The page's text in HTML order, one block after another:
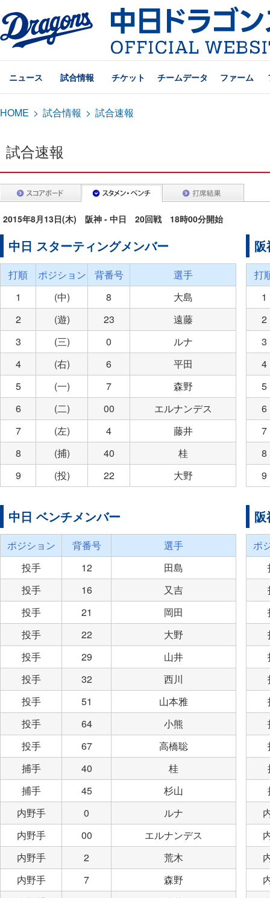
ニュース 試合情報 チケット チームデータ ファーム
HOME > 試合情報 > 試合速報
試合速報
2015年8月13日(木) 阪神 - 中日 20回戦 18時00分開始
中日 スターティングメンバー
打順 ポジション 背番号
選手
1
(中) 8
大島
2
(遊) 23
遠藤
3
(三) 0
ルナ
4
(右) 6
平田
5
(一) 7
森野
6
(二) 00
エルナンデス
7
(左) 4
藤井
8
(捕) 40
桂
9
(投) 22 大野
打
1
2
3
4
5
6
7
8
9
中日 ベンチメンバー
ポジション 背番号
選手
投手
12
田島
投手
16
又吉
投手
21
岡田
投手
22
大野
投手
29
山井
投手
32
西川
投手
51
山本雅
投手
64
小熊
投手
67
高橋聡
捕手
40
桂
捕手
45
杉山
内野手
0
ルナ
内野手
00
エルナンデス
内野手
2
荒木
内野手
7
森野
ポ